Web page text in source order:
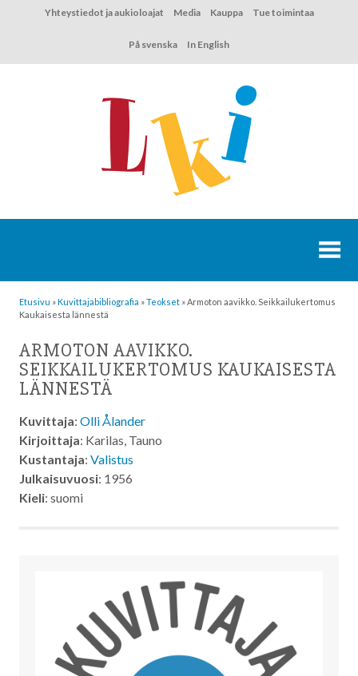
Yhteystiedot ja aukioloajat Media Kauppa Tue toimintaa
På svenska In English
Etusivu »Kuvittaja­bibliografia »Teokset » Armoton aavikko. Seikkailukertomus
Kaukaisesta lännestä
ARMOTON AAVIKKO.
SEIKKAILUKERTOMUS KAUKAISESTA
LÄNNESTÄ
Kuvittaja: Olli Ålander
Kirjoittaja: Karilas, Tauno
Kustantaja: Valistus
Julkaisuvuosi: 1956
Kieli: suomi